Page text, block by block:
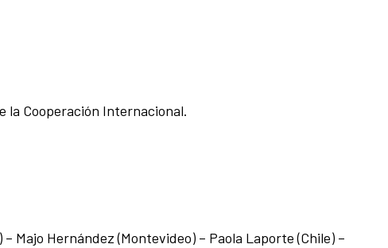
la Cooperación Internacional.
Majo Hernández (Montevideo) – Paola Laporte (Chile) –